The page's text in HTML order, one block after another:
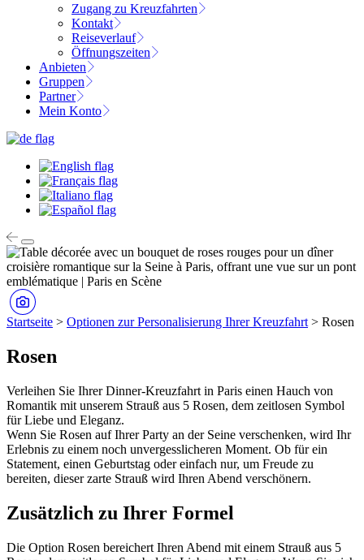
Zugang zu Kreuzfahrten
Kontakt
Reiseverlauf
Öffnungszeiten
Anbieten
Gruppen
Partner
Mein Konto
Startseite > Optionen zur Personalisierung Ihrer Kreuzfahrt > Rosen
Rosen
Verleihen Sie Ihrer Dinner-Kreuzfahrt in Paris einen Hauch von
Romantik mit unserem Strauß aus 5 Rosen, dem zeitlosen Symbol
für Liebe und Eleganz.
Wenn Sie Rosen auf Ihrer Party an der Seine verschenken, wird Ihr
Erlebnis zu einem noch unvergesslicheren Moment. Ob für ein
Statement, einen Geburtstag oder einfach nur, um Freude zu
bereiten, dieser zarte Strauß wird Ihren Abend verschönern.
Zusätzlich zu Ihrer Formel
Die Option Rosen bereichert Ihren Abend mit einem Strauß aus 5